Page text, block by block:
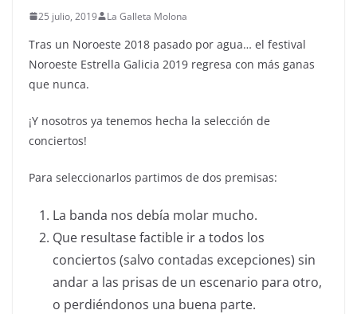
25 julio, 2019 La Galleta Molona
Tras un Noroeste 2018 pasado por agua… el festival
Noroeste Estrella Galicia 2019 regresa con más ganas
que nunca.
¡Y nosotros ya tenemos hecha la selección de
conciertos!
Para seleccionarlos partimos de dos premisas:
La banda nos debía molar mucho.
Que resultase factible ir a todos los
conciertos (salvo contadas excepciones) sin
andar a las prisas de un escenario para otro,
o perdiéndonos una buena parte.